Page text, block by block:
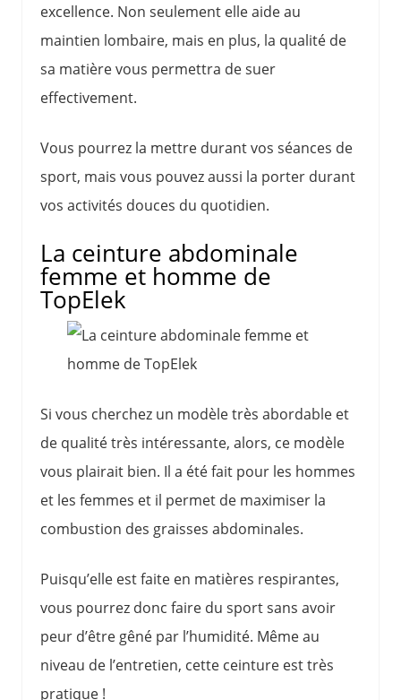
excellence. Non seulement elle aide au
maintien lombaire, mais en plus, la qualité de
sa matière vous permettra de suer
effectivement.
Vous pourrez la mettre durant vos séances de
sport, mais vous pouvez aussi la porter durant
vos activités douces du quotidien.
La ceinture abdominale
femme et homme de
TopElek
Si vous cherchez un modèle très abordable et
de qualité très intéressante, alors, ce modèle
vous plairait bien. Il a été fait pour les hommes
et les femmes et il permet de maximiser la
combustion des graisses abdominales.
Puisqu’elle est faite en matières respirantes,
vous pourrez donc faire du sport sans avoir
peur d’être gêné par l’humidité. Même au
niveau de l’entretien, cette ceinture est très
pratique !